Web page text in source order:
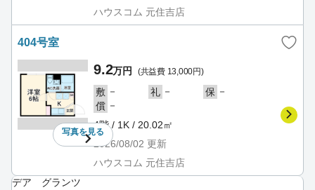
ハウスコム 元住吉店
404号室
写真を見る
9.2万円 (共益費 13,000円)
敷 － 礼 － 保 －
償 －
4階 / 1K / 20.02㎡
2026/08/02 更新
ハウスコム 元住吉店
デア グランツ